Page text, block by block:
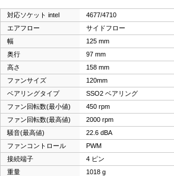
対応ソケット intel
4677/4710
エアフロー
サイドフロー
幅
125 mm
奥行
97 mm
高さ
158 mm
ファンサイズ
120mm
ベアリングタイプ
SSO2 ベアリング
ファン回転数(最小値)
450 rpm
ファン回転数(最高値)
2000 rpm
騒音(最高値)
22.6 dBA
ファンコントロール
PWM
接続端子
4 ピン
重量
1018 g